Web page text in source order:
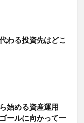
わる投資先はどこ
始める資産運用
ゴールに向かって一